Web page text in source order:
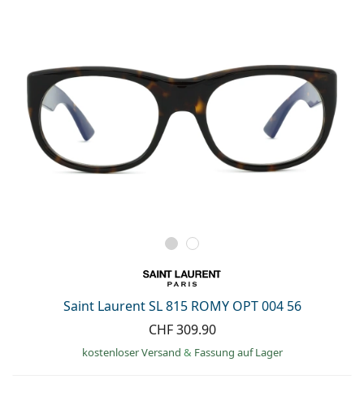
Saint Laurent SL 815 ROMY OPT 004 56
CHF 309.90
kostenloser Versand & Fassung auf Lager